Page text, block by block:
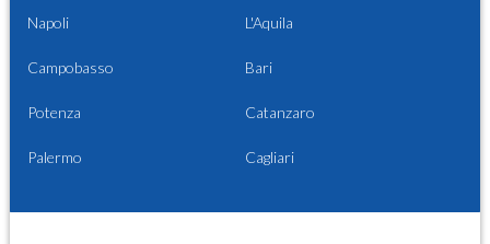
Napoli L'Aquila
Campobasso Bari
Potenza Catanzaro
Palermo Cagliari